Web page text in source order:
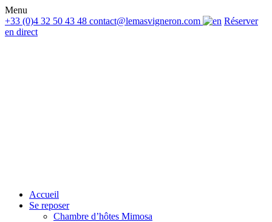
Menu
+33 (0)4 32 50 43 48 contact@lemasvigneron.com
Réserver
en direct
Accueil
Se reposer
Chambre d’hôtes Mimosa